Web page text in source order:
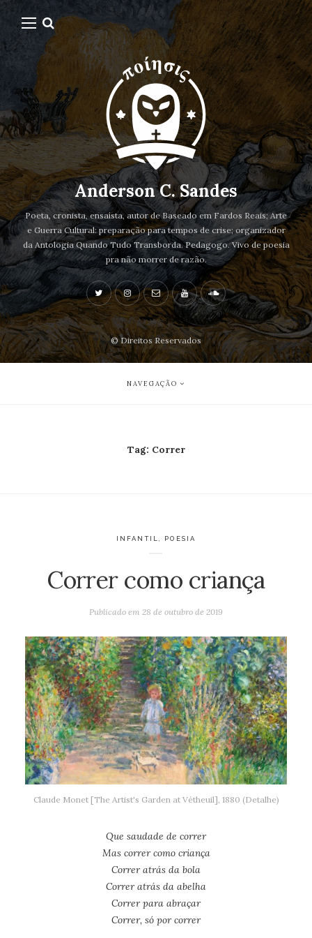
Anderson C. Sandes
Poeta, cronista, ensaísta, autor de Baseado em Fardos Reais; Arte
e Guerra Cultural: preparação para tempos de crise; organizador
da Antologia Quando Tudo Transborda. Pedagogo. Vivo de poesia
pra não morrer de razão.
© Direitos Reservados
NAVEGAÇÃO
Tag: Correr
INFANTIL POESIA
Correr como criança
Publicado em 28 de outubro de 2019
Claude Monet [The Artist's Garden at Vétheuil], 1880 (Detalhe)
Que saudade de correr
Mas correr como criança
Correr atrás da bola
Correr atrás da abelha
Correr para abraçar
Correr, só por correr